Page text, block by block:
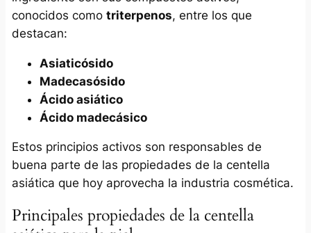
conocidos como triterpenos, entre los que
destacan:
Asiaticósido
Madecasósido
Ácido asiático
Ácido madecásico
Estos principios activos son responsables de
buena parte de las propiedades de la centella
asiática que hoy aprovecha la industria cosmética.
Principales propiedades de la centella